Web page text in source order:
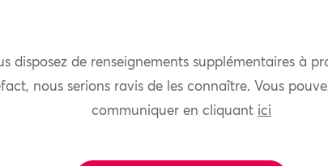
disposez de renseignements supplémentaires à
nous serions ravis de les connaître. Vous
communiquer en cliquant ici